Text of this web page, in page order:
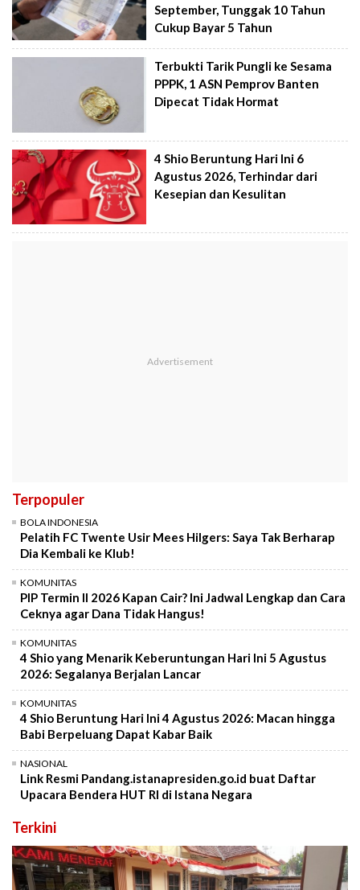
September, Tunggak 10 Tahun
Cukup Bayar 5 Tahun
Terbukti Tarik Pungli ke Sesama
PPPK, 1 ASN Pemprov Banten
Dipecat Tidak Hormat
4 Shio Beruntung Hari Ini 6
Agustus 2026, Terhindar dari
Kesepian dan Kesulitan
Terpopuler
BOLA INDONESIA
Pelatih FC Twente Usir Mees Hilgers: Saya Tak Berharap
Dia Kembali ke Klub!
KOMUNITAS
PIP Termin II 2026 Kapan Cair? Ini Jadwal Lengkap dan Cara
Ceknya agar Dana Tidak Hangus!
KOMUNITAS
4 Shio yang Menarik Keberuntungan Hari Ini 5 Agustus
2026: Segalanya Berjalan Lancar
KOMUNITAS
4 Shio Beruntung Hari Ini 4 Agustus 2026: Macan hingga
Babi Berpeluang Dapat Kabar Baik
NASIONAL
Link Resmi Pandang.istanapresiden.go.id buat Daftar
Upacara Bendera HUT RI di Istana Negara
Terkini